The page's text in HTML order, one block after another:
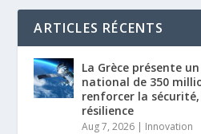
ARTICLES RÉCENTS
La Grèce présente
national de 350
renforcer la
résilience
Aug 7, 2026 | Innovation